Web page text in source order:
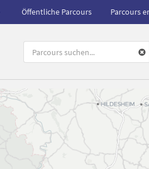
Öffentliche Parcours Parcours